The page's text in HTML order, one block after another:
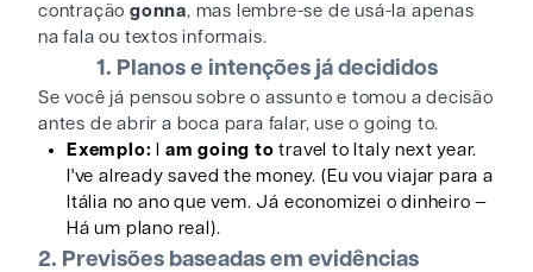
contraçãogonna, mas lembre-se de usá-la apenas
na fala ou textos informais.
1. Planos e intenções já decididos
Se você já pensou sobre o assunto e tomou a decisão
antes de abrir a boca para falar, use o going to.
Exemplo:
am going to travel to Italy next year.
I've already saved the money. (Eu vou viajar para a
Itália no ano que vem. Já economizei o dinheiro —
Há um plano real).
2. Previsões baseadas em evidências